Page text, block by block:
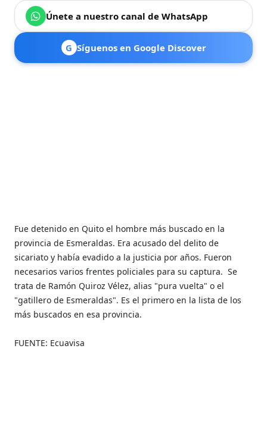
Únete a nuestro canal de WhatsApp
G Síguenos en Google Discover
Fue detenido en Quito el hombre más buscado en la
provincia de Esmeraldas. Era acusado del delito de
sicariato y había evadido a la justicia por años. Fueron
necesarios varios frentes policiales para su captura. Se
trata de Ramón Quiroz Vélez, alias "pura vuelta" o el
"gatillero de Esmeraldas". Es el primero en la lista de los
más buscados en esa provincia.
FUENTE: Ecuavisa